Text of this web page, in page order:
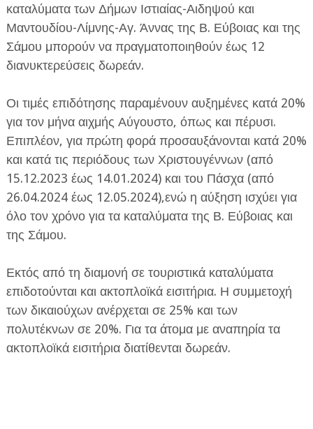
καταλύματα των Δήμων Ιστιαίας-Αιδηψού και
Μαντουδίου-Λίμνης-Αγ. Άννας της Β. Εύβοιας και της
Σάμου μπορούν να πραγματοποιηθούν έως 12
διανυκτερεύσεις δωρεάν.
Οι τιμές επιδότησης παραμένουν αυξημένες κατά 20%
για τον μήνα αιχμής Αύγουστο, όπως και πέρυσι.
Επιπλέον, για πρώτη φορά προσαυξάνονται κατά 20%
και κατά τις περιόδους των Χριστουγέννων (από
15.12.2023 έως 14.01.2024) και του Πάσχα (από
26.04.2024 έως 12.05.2024),ενώ η αύξηση ισχύει για
όλο τον χρόνο για τα καταλύματα της Β. Εύβοιας και
της Σάμου.
Εκτός από τη διαμονή σε τουριστικά καταλύματα
επιδοτούνται και ακτοπλοϊκά εισιτήρια. Η συμμετοχή
των δικαιούχων ανέρχεται σε 25% και των
πολυτέκνων σε 20%. Για τα άτομα με αναπηρία τα
ακτοπλοϊκά εισιτήρια διατίθενται δωρεάν.